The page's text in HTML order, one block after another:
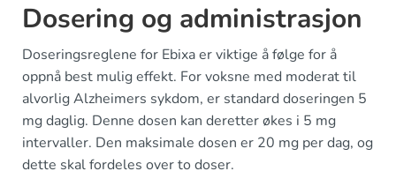
Dosering og administrasjon
Doseringsreglene for Ebixa er viktige å følge for å
oppnå best mulig effekt. For voksne med moderat til
alvorlig Alzheimers sykdom, er standard doseringen 5
mg daglig. Denne dosen kan deretter økes i 5 mg
intervaller. Den maksimale dosen er 20 mg per dag, og
dette skal fordeles over to doser.